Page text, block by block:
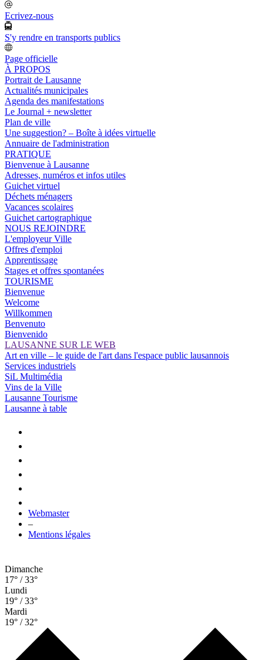
Ecrivez-nous
S'y rendre en transports publics
Page officielle
À PROPOS
Portrait de Lausanne
Actualités municipales
Agenda des manifestations
Le Journal + newsletter
Plan de ville
Une suggestion? – Boîte à idées virtuelle
Annuaire de l'administration
PRATIQUE
Bienvenue à Lausanne
Adresses, numéros et infos utiles
Guichet virtuel
Déchets ménagers
Vacances scolaires
Guichet cartographique
NOUS REJOINDRE
L'employeur Ville
Offres d'emploi
Apprentissage
Stages et offres spontanées
TOURISME
Bienvenue
Welcome
Willkommen
Benvenuto
Bienvenido
LAUSANNE SUR LE WEB
Art en ville – le guide de l'art dans l'espace public lausannois
Services industriels
SiL Multimédia
Vins de la Ville
Lausanne Tourisme
Lausanne à table
Webmaster
–
Mentions légales
Dimanche
17° / 33°
Lundi
19° / 33°
Mardi
19° / 32°